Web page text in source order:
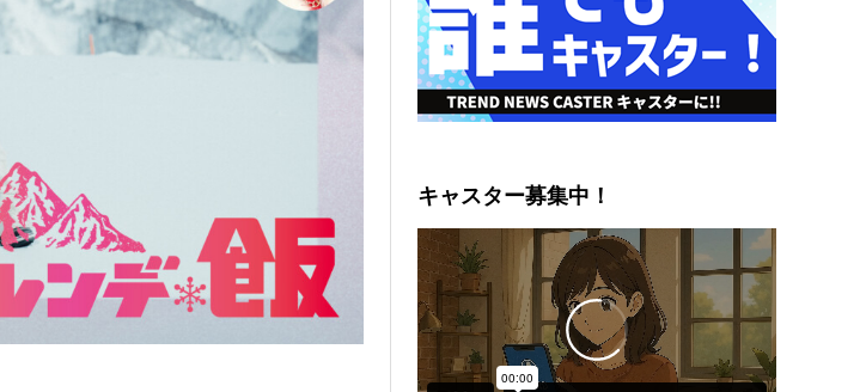
キャスター募集中！